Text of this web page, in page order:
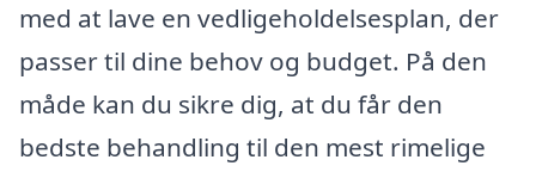
med at lave en vedligeholdelsesplan, der
passer til dine behov og budget. På den
måde kan du sikre dig, at du får den
bedste behandling til den mest rimelige